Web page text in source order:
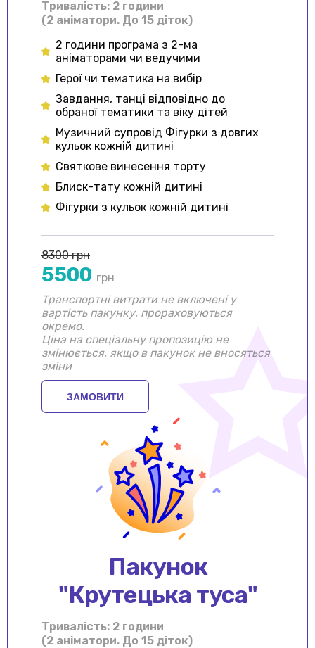
Тривалiсть: 2 години
(2 аніматори. До 15 діток)
2 години програма з 2-ма
аніматорами чи ведучими
Герої чи тематика на вибір
Завдання, танці відповідно до
обраної тематики та віку дітей
Музичний супровід Фігурки з довгих
кульок кожній дитині
Святкове винесення торту
Блиск-тату кожній дитині
Фігурки з кульок кожній дитині
8300 грн
5500 грн
Транспортні витрати не включені у
вартість пакунку, прораховуються
окремо.
Ціна на спеціальну пропозицію не
змінюється, якщо в пакунок не вносяться
зміни
ЗАМОВИТИ
Пакунок
"Крутецька туса"
Тривалiсть: 2 години
(2 аніматори. До 15 діток)